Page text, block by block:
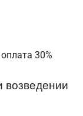
30%
возведении